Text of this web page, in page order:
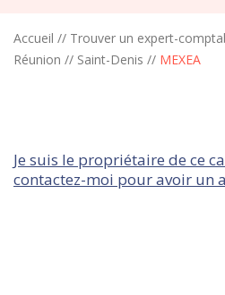
Accueil // Trouver un expert-
Réunion // Saint-Denis // MEXEA
Je suis le propriétaire de ce
contactez-moi pour avoir un